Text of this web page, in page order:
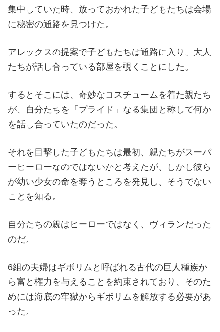
集中していた時、放っておかれた子どもたちは会場
に秘密の通路を見つけた。
アレックスの提案で子どもたちは通路に入り、大人
たちが話し合っている部屋を覗くことにした。
するとそこには、奇妙なコスチュームを着た親たち
が、自分たちを「プライド」なる集団と称して何か
を話し合っていたのだった。
それを目撃した子どもたちは最初、親たちがスーパ
ーヒーローなのではないかと考えたが、しかし彼ら
が幼い少女の命を奪うところを発見し、そうでない
ことを知る。
自分たちの親はヒーローではなく、ヴィランだった
のだ。
6組の夫婦はギボリムと呼ばれる古代の巨人種族か
ら富と権力を与えることを約束されており、そのた
めには海底の牢獄からギボリムを解放する必要があ
った。